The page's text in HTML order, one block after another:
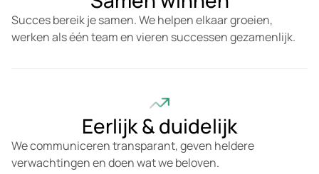
Succes bereik je samen. We helpen elkaar groeien,
werken als één team en vieren successen gezamenlijk.
Eerlijk & duidelijk
We communiceren transparant, geven heldere
verwachtingen en doen wat we beloven.